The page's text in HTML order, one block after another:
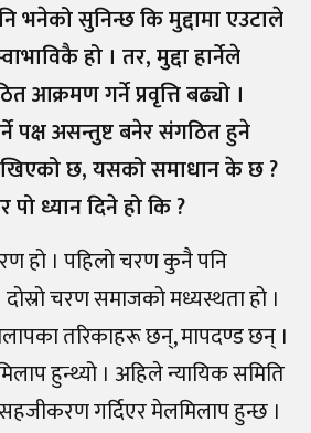
भनेको सुनिन्छ कि मुद्दामा एउटाले
हो । तर, मुद्दा हार्नेले
आक्रमण गर्ने प्रवृत्ति बढ्यो ।
पक्ष असन्तुष्ट बनेर संगठित हुने
छ, यसको समाधान के छ ?
पो ध्यान दिने हो कि ?
हो । पहिलो चरण कुनै पनि
चरण समाजको मध्यस्थता हो ।
तरिकाहरू छन्, मापदण्ड छन् ।
हुन्थ्यो । अहिले न्यायिक समिति
गर्दिएर मेलमिलाप हुन्छ ।